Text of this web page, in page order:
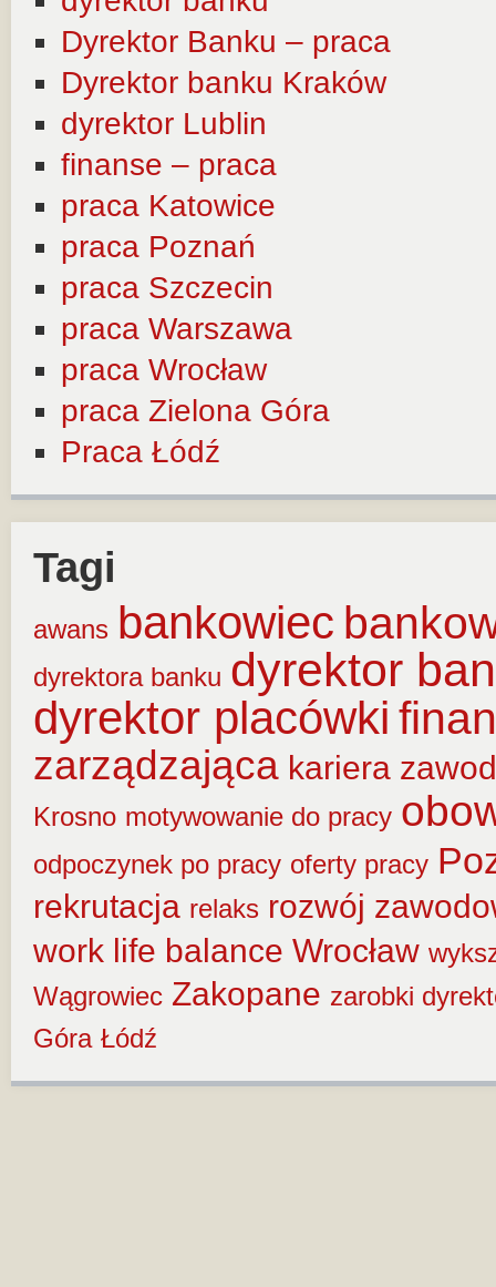
Dyrektor Banku – praca
Dyrektor banku Kraków
dyrektor Lublin
finanse – praca
praca Katowice
praca Poznań
praca Szczecin
praca Warszawa
praca Wrocław
praca Zielona Góra
Praca Łódź
Tagi
awans bankowiec
dyrektora banku dyrektor
dyrektor placówki
zarządzająca kariera
Krosno motywowanie do pracy
odpoczynek po pracy oferty pracy
rekrutacja relaks rozwój
work life balance Wrocław
Wągrowiec Zakopane zarobki
Góra Łódź